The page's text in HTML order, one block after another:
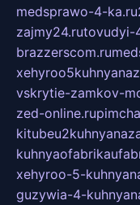
medsprawo-4-ka.ru
zajmy24.rutovudyi-
brazzerscom.ru
vskrytie-zamkov-
zed-online.ru
xehyroo-5-
guzywia-4-